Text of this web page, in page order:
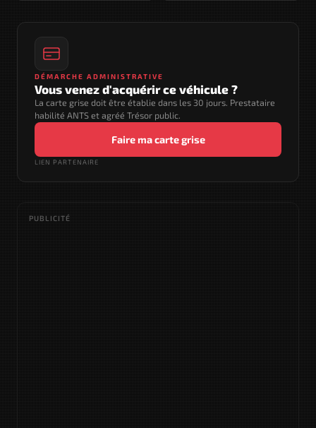
DÉMARCHE ADMINISTRATIVE
Vous venez d'acquérir ce véhicule ?
La carte grise doit être établie dans les 30 jours. Prestataire
habilité ANTS et agréé Trésor public.
Faire ma carte grise
LIEN PARTENAIRE
PUBLICITÉ